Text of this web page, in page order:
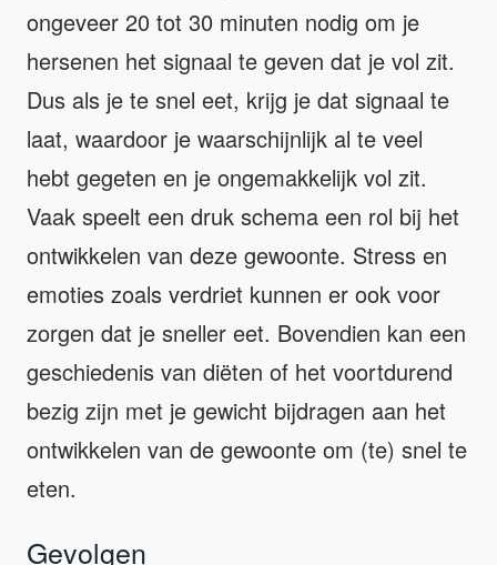
ongeveer 20 tot 30 minuten nodig om je
hersenen het signaal te geven dat je vol zit.
Dus als je te snel eet, krijg je dat signaal te
laat, waardoor je waarschijnlijk al te veel
hebt gegeten en je ongemakkelijk vol zit.
Vaak speelt een druk schema een rol bij het
ontwikkelen van deze gewoonte. Stress en
emoties zoals verdriet kunnen er ook voor
zorgen dat je sneller eet. Bovendien kan een
geschiedenis van diëten of het voortdurend
bezig zijn met je gewicht bijdragen aan het
ontwikkelen van de gewoonte om (te) snel te
eten.
Gevolgen